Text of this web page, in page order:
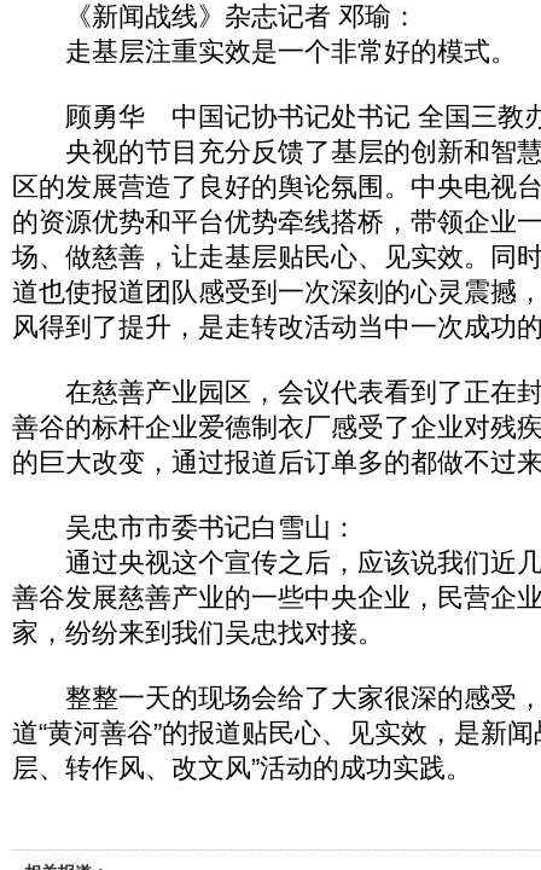
《新闻战线》杂志记者 邓瑜：
走基层注重实效是一个非常好的模式。
顾勇华 中国记协书记处书记 全国三教
央视的节目充分反馈了基层的创新和智
区的发展营造了良好的舆论氛围。中央电视
的资源优势和平台优势牵线搭桥，带领企业
场、做慈善，让走基层贴民心、见实效。同
道也使报道团队感受到一次深刻的心灵震撼
风得到了提升，是走转改活动当中一次成功
在慈善产业园区，会议代表看到了正在
善谷的标杆企业爱德制衣厂感受了企业对残
的巨大改变，通过报道后订单多的都做不过
吴忠市市委书记白雪山：
通过央视这个宣传之后，应该说我们近
善谷发展慈善产业的一些中央企业，民营企
家，纷纷来到我们吴忠找对接。
整整一天的现场会给了大家很深的感受
道“黄河善谷”的报道贴民心、见实效，是新
层、转作风、改文风”活动的成功实践。